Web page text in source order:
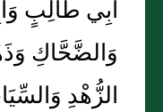
أَبِي طَالِبٍ
وَالضَّحَّاكِ
الزُّهْدِ